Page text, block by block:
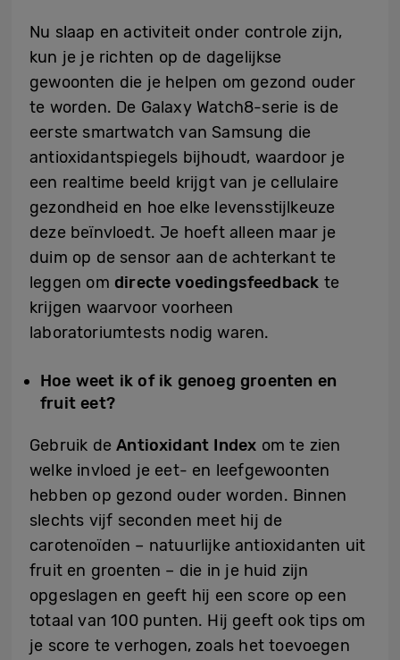
Nu slaap en activiteit onder controle zijn,
kun je je richten op de dagelijkse
gewoonten die je helpen om gezond ouder
te worden. De Galaxy Watch8-serie is de
eerste smartwatch van Samsung die
antioxidantspiegels bijhoudt, waardoor je
een realtime beeld krijgt van je cellulaire
gezondheid en hoe elke levensstijlkeuze
deze beïnvloedt. Je hoeft alleen maar je
duim op de sensor aan de achterkant te
leggen om directe voedingsfeedback te
krijgen waarvoor voorheen
laboratoriumtests nodig waren.
Hoe weet ik of ik genoeg groenten en
fruit eet?
Gebruik deAntioxidant Index om te zien
welke invloed je eet- en leefgewoonten
hebben op gezond ouder worden. Binnen
slechts vijf seconden meet hij de
carotenoïden – natuurlijke antioxidanten uit
fruit en groenten – die in je huid zijn
opgeslagen en geeft hij een score op een
totaal van 100 punten. Hij geeft ook tips om
je score te verhogen, zoals het toevoegen